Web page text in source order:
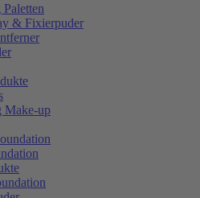
& Fixierpuder
Make-up